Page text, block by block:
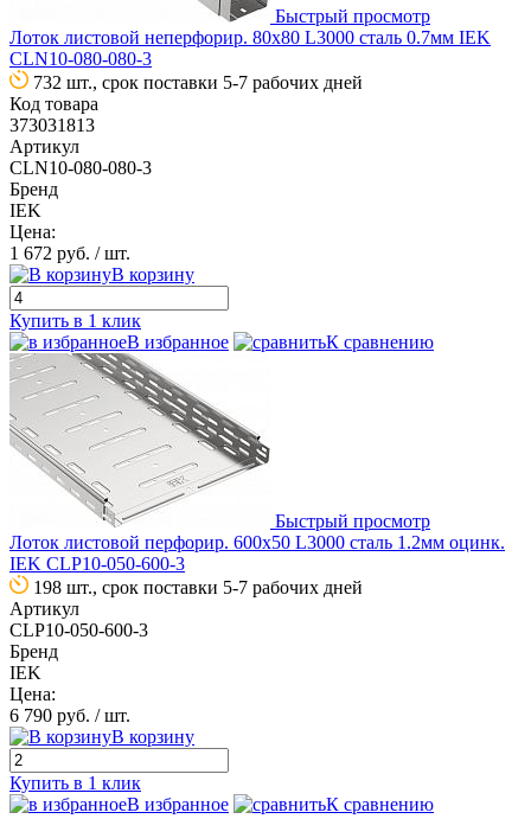
Быстрый просмотр
Лоток листовой неперфорир. 80х80 L3000 сталь 0.7мм IEK
CLN10-080-080-3
732 шт., срок поставки 5-7 рабочих дней
Код товара
373031813
Артикул
CLN10-080-080-3
Бренд
IEK
Цена:
1 672 руб. / шт.
В корзину
Купить в 1 клик
В избранное
К сравнению
Быстрый просмотр
Лоток листовой перфорир. 600х50 L3000 сталь 1.2мм оцинк.
IEK CLP10-050-600-3
198 шт., срок поставки 5-7 рабочих дней
Артикул
CLP10-050-600-3
Бренд
IEK
Цена:
6 790 руб. / шт.
В корзину
Купить в 1 клик
В избранное
К сравнению